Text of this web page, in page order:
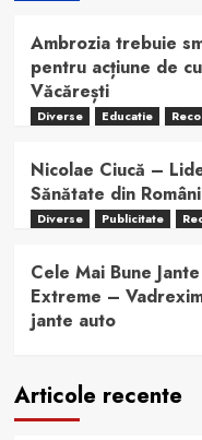
Ambrozia trebuie
pentru acțiune de
Văcărești
Diverse Educatie
Nicolae Ciucă –
Sănătate din
Diverse Publicitate
Cele Mai Bune
Extreme –
jante auto
Articole recente